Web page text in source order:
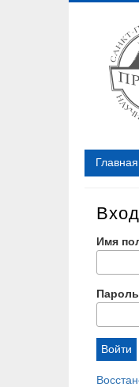
Главная
Имя
Пароль